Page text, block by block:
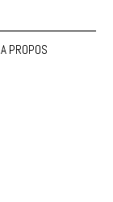
A PROPOS